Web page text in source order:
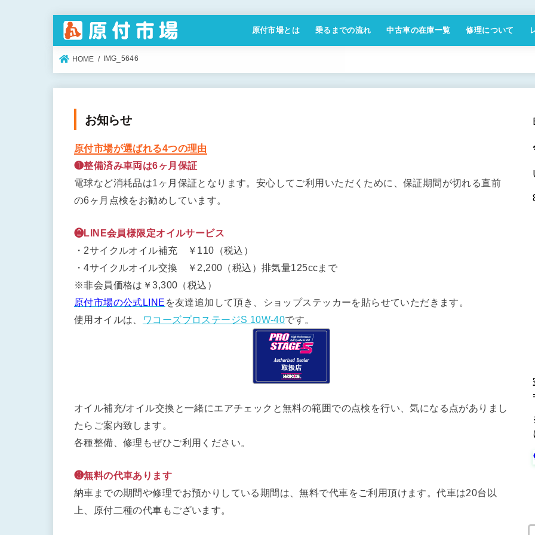
原付市場とは 乗るまでの流れ 中古車の在庫一覧 修理について
HOME IMG_5646
お知らせ
原付市場が選ばれる4つの理由
❶整備済み車両は6ヶ月保証
電球など消耗品は1ヶ月保証となります。安心してご利用いただくために、保証期間が切れる直前
の6ヶ月点検をお勧めしています。
❷LINE会員様限定オイルサービス
・2サイクルオイル補充 ￥110（税込）
・4サイクルオイル交換 ￥2,200（税込）排気量125ccまで
※非会員価格は￥3,300（税込）
原付市場の公式LINE を友達追加して頂き、ショップステッカーを貼らせていただきます。
使用オイルは、
ワコーズプロステージS 10W-40です。
オイル補充/オイル交換と一緒にエアチェックと無料の範囲での点検を行い、気になる点がありまし
たらご案内致します。
各種整備、修理もぜひご利用ください。
❸無料の代車あります
納車までの期間や修理でお預かりしている期間は、無料で代車をご利用頂けます。代車は20台以
上、原付二種の代車もございます。